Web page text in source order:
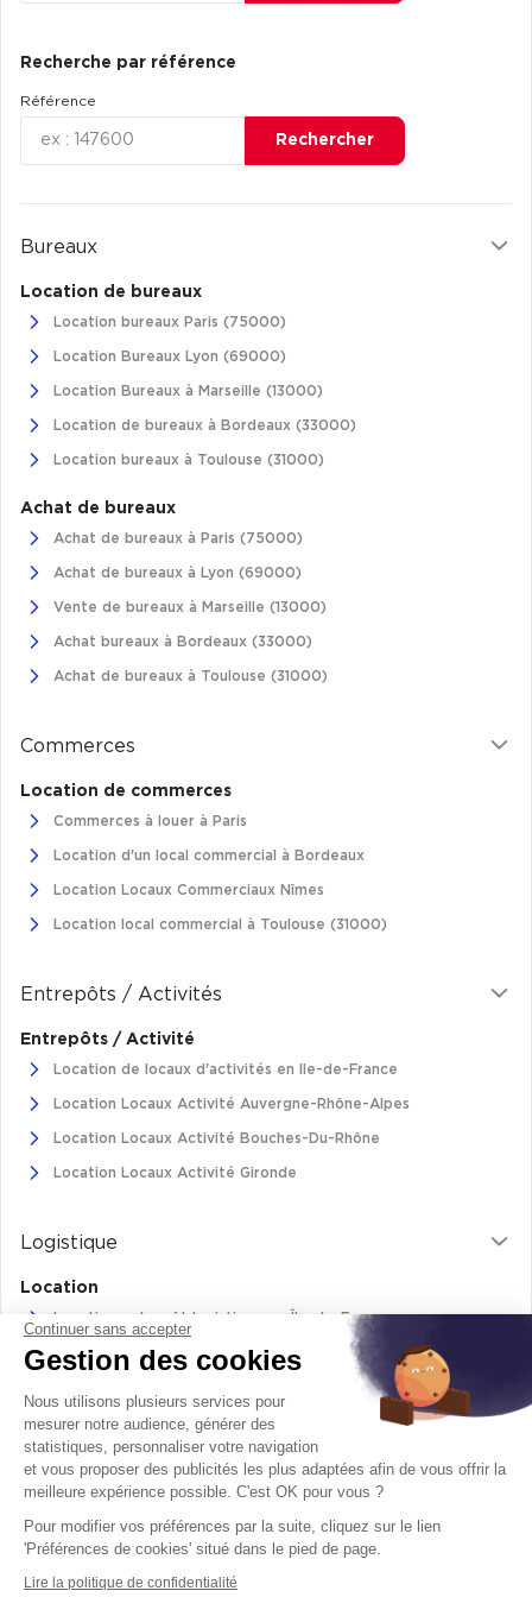
Location de plateformes Logistique à Aulnay-sous-Bois
Location de plateformes Logistique à Amiens
Location de plateformes Logistique à Le Havre
Achat de plateformes Logistique
Achat de plateformes Logistique à Lyon
Achat de plateformes Logistique à Dijon
Collections de Logistique
Entrepôts XXL
Location de Commerces à Paris
Location de Commerces à Toulouse
Location de Commerces à Reims
Achat de Commerces à Nîmes
Achat de Commerces à Toulouse
Achat de Commerces à Dijon
Bureaux privés à Paris
Bureaux privés à Lyon
Bureaux privés à Neuilly-sur-Seine
Bureaux privés à Lille
Recherche par référence
Référence
Rechercher
Bureaux
Location de bureaux
Location bureaux Paris (75000)
Location Bureaux Lyon (69000)
Location Bureaux à Marseille (13000)
Location de bureaux à Bordeaux (33000)
Location bureaux à Toulouse (31000)
Achat de bureaux
Achat de bureaux à Paris (75000)
Achat de bureaux à Lyon (69000)
Vente de bureaux à Marseille (13000)
Achat bureaux à Bordeaux (33000)
Achat de bureaux à Toulouse (31000)
Commerces
Location de commerces
Commerces à louer à Paris
Location d'un local commercial à Bordeaux
Location Locaux Commerciaux Nîmes
Location local commercial à Toulouse (31000)
Entrepôts / Activités
Entrepôts / Activité
Location de locaux d'activités en Ile-de-France
Location Locaux Activité Auvergne-Rhône-Alpes
Location Locaux Activité Bouches-Du-Rhône
Location Locaux Activité Gironde
Logistique
Location
Location entrepôt logistique en Île-de-France
Location entrepôt logistique Pas-de-Calais
Location de bâtiments logistiques en Auvergne-Rhône-Alpes
Location Logistique Bouches-Du-Rhône
facebooktwitter instagramyoutube
Continuer sans accepter
Gestion des cookies
Nous utilisons plusieurs services pour
mesurer notre audience, générer des
statistiques, personnaliser votre navigation
et vous proposer des publicités les plus adaptées afin de vous offrir la
meilleure expérience possible. C'est OK pour vous ?
Pour modifier vos préférences par la suite, cliquez sur le lien
'Préférences de cookies' situé dans le pied de page.
Lire la politique de confidentialité